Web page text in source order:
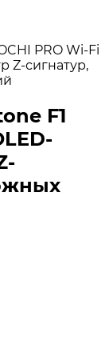
PRO Wi-Fi
Z-сигнатур,
F1